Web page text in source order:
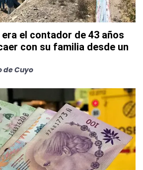
el contador de 43 años
con su familia desde un
de Cuyo